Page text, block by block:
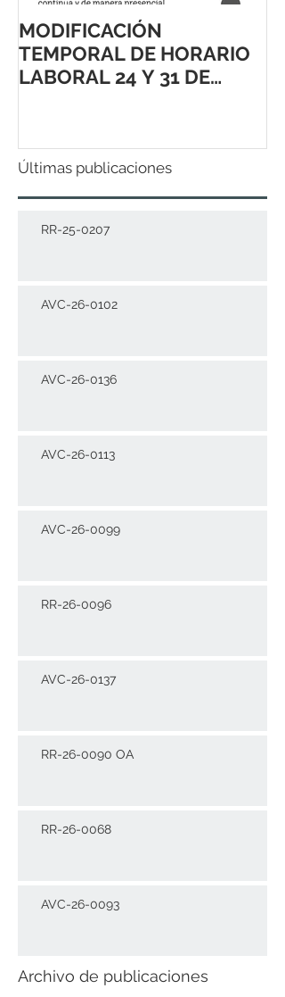
MODIFICACIÓN
TEMPORAL DE HORARIO
LABORAL 24 Y 31 DE
Últimas publicaciones
RR-25-0207
AVC-26-0102
AVC-26-0136
AVC-26-0113
AVC-26-0099
RR-26-0096
AVC-26-0137
RR-26-0090 OA
RR-26-0068
AVC-26-0093
Archivo de publicaciones